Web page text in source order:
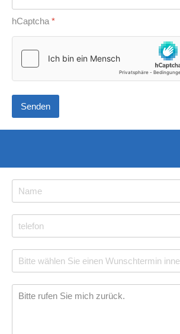
hCaptcha *
Senden